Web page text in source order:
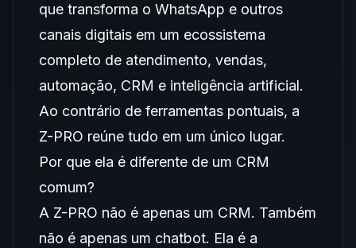
que transforma o WhatsApp e outros
canais digitais em um ecossistema
completo de atendimento, vendas,
automação, CRM e inteligência artificial.
Ao contrário de ferramentas pontuais, a
Z-PRO reúne tudo em um único lugar.
Por que ela é diferente de um CRM
comum?
A Z-PRO não é apenas um CRM. Também
não é apenas um chatbot. Ela é a